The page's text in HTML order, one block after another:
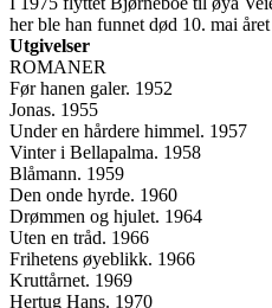
her ble han funnet død 10. mai året
Utgivelser
ROMANER
Før hanen galer. 1952
Jonas. 1955
Under en hårdere himmel. 1957
Vinter i Bellapalma. 1958
Blåmann. 1959
Den onde hyrde. 1960
Drømmen og hjulet. 1964
Uten en tråd. 1966
Frihetens øyeblikk. 1966
Kruttårnet. 1969
Hertug Hans. 1970